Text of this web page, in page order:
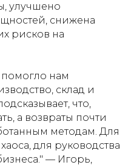
улучшено
снижена
рисков на
помогло нам
склад и
что,
а возвраты почти
методам. Для
для руководства
— Игорь,